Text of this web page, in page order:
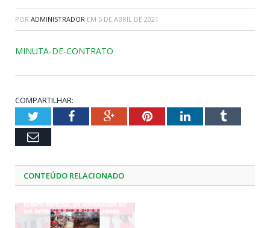
POR ADMINISTRADOR EM 5 DE ABRIL DE 2021
MINUTA-DE-CONTRATO
COMPARTILHAR:
TwitterFacebookGoogle+PinterestLinkedInTumblr
Email
CONTEÚDO RELACIONADO